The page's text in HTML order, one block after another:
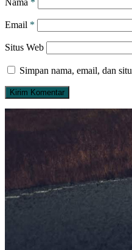
Nama *
Email *
Situs Web
Simpan nama, email, dan